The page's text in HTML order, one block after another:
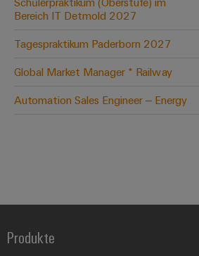
Bereich IT Detmold 2027
Tagespraktikum Paderborn 2027
Global Market Manager * Railway
Automation Sales Engineer – Energy
Produkte